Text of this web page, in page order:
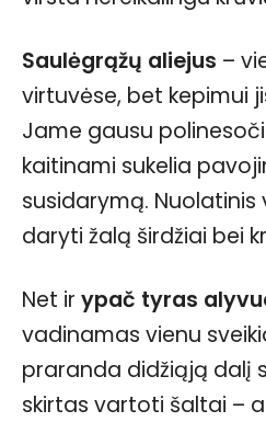
Saulėgrąžų aliejus –
virtuvėse, bet kepimui
Jame gausu
kaitinami sukelia
susidarymą.
daryti žalą širdžiai bei
Net ir ypač tyras
vadinamas vienu
praranda didžiąją dalį
skirtas vartoti šaltai –